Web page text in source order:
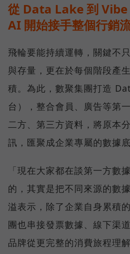
從 Data Lake 到
AI 開始接手整個行銷
飛輪要能持續運轉，關鍵不
與存量，更在於每個階段產
積。為此，數聚集團打造
台），整合會員、廣告等第
二方、第三方資料，將原本
訊，匯聚成企業專屬的數據底
「現在大家都在談第一方數
的，其實是把不同來源的數
溢表示，除了企業自身累積
團也串接發票數據、線下渠
品牌從更完整的消費旅程理